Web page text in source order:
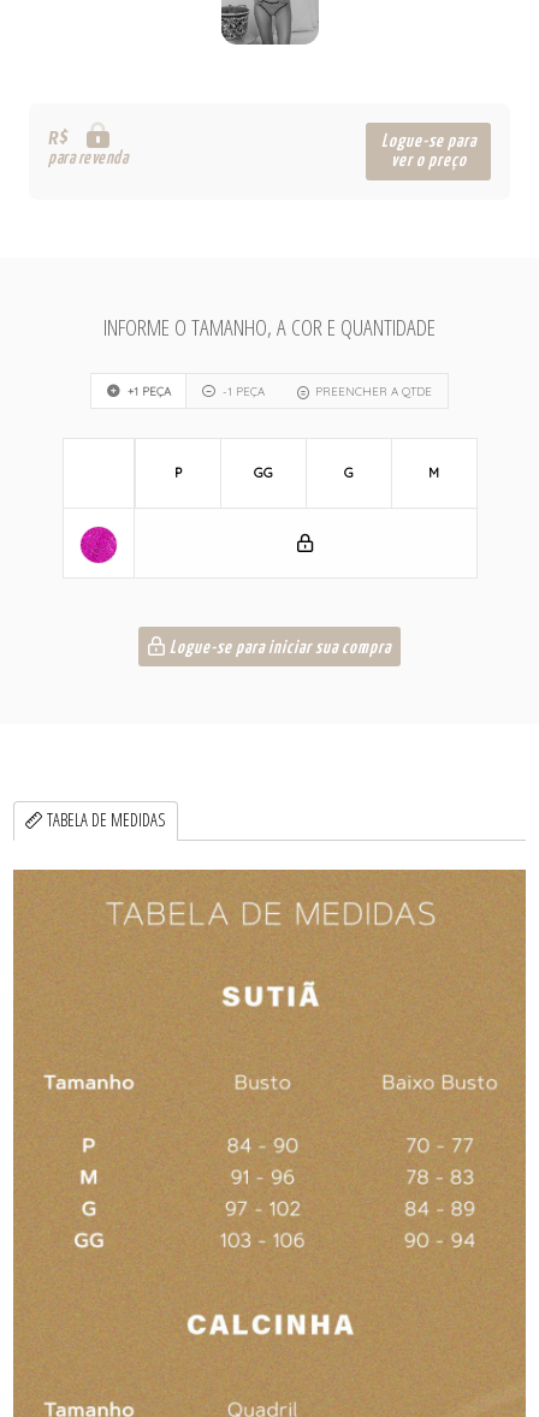
R$
para revenda
Logue-se para
ver o preço
INFORME O TAMANHO, A COR E QUANTIDADE
+1 PEÇA -1 PEÇA PREENCHER A QTDE
P GG G M
Logue-se para iniciar sua compra
TABELA DE MEDIDAS